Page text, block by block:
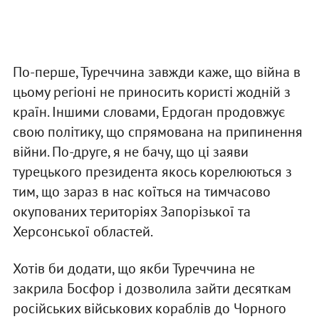
По-перше, Туреччина завжди каже, що війна в
цьому регіоні не приносить користі жодній з
країн. Іншими словами, Ердоган продовжує
свою політику, що спрямована на припинення
війни. По-друге, я не бачу, що ці заяви
турецького президента якось корелюються з
тим, що зараз в нас коїться на тимчасово
окупованих територіях Запорізької та
Херсонської областей.
Хотів би додати, що якби Туреччина не
закрила Босфор і дозволила зайти десяткам
російських військових кораблів до Чорного